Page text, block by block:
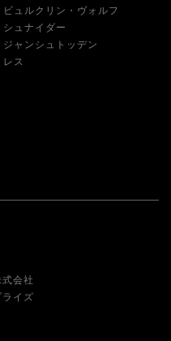
ビュルクリン・ヴォルフ
シュナイダー
ジャンシュトッデン
レス
会社
イズ